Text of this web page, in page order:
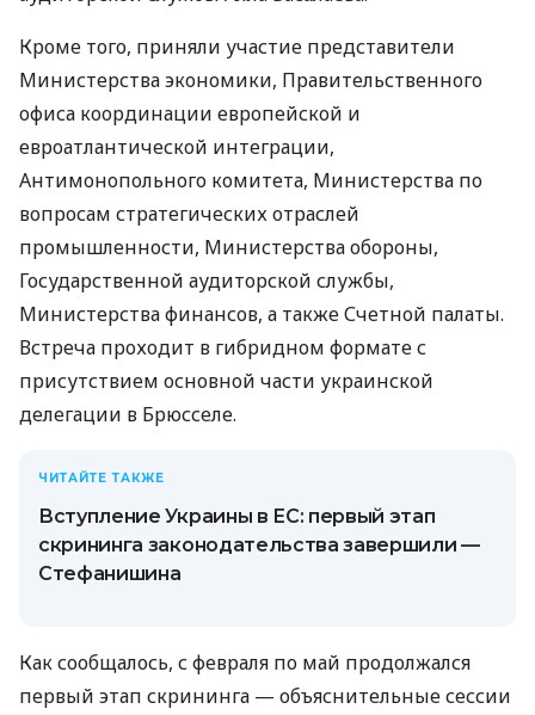
Кроме того, приняли участие представители
Министерства экономики, Правительственного
офиса координации европейской и
евроатлантической интеграции,
Антимонопольного комитета, Министерства по
вопросам стратегических отраслей
промышленности, Министерства обороны,
Государственной аудиторской службы,
Министерства финансов, а также Счетной палаты.
Встреча проходит в гибридном формате с
присутствием основной части украинской
делегации в Брюсселе.
ЧИТАЙТЕ ТАКЖЕ
Вступление Украины в ЕС: первый этап
скрининга законодательства завершили —
Стефанишина
Как сообщалось, с февраля по май продолжался
первый этап скрининга — объяснительные сессии